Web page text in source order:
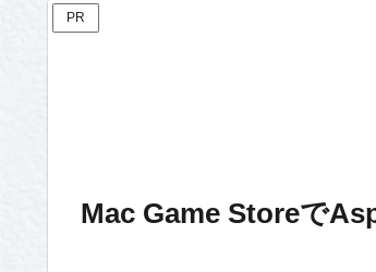
PR
Mac Game Storeで